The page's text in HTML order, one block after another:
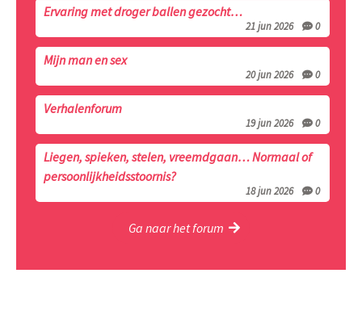
Ervaring met droger ballen gezocht…
21 jun 2026 0
Mijn man en sex
20 jun 2026 0
Verhalenforum
19 jun 2026 0
Liegen, spieken, stelen, vreemdgaan… Normaal of
persoonlijkheidsstoornis?
18 jun 2026 0
Ga naar het forum